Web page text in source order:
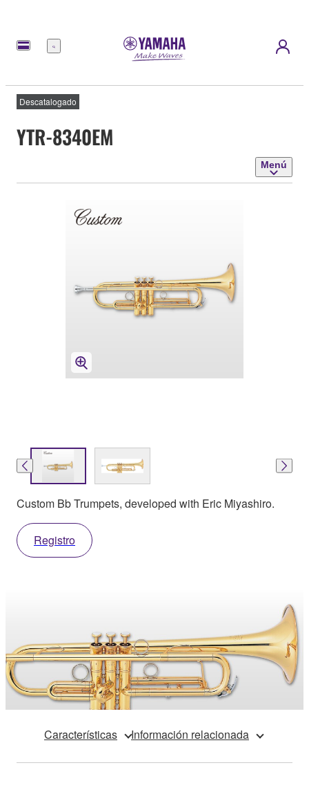
Menú
Descatalogado
YTR-8340EM
Menú
Custom Bb Trumpets, developed with Eric Miyashiro.
Registro
Características Información relacionada